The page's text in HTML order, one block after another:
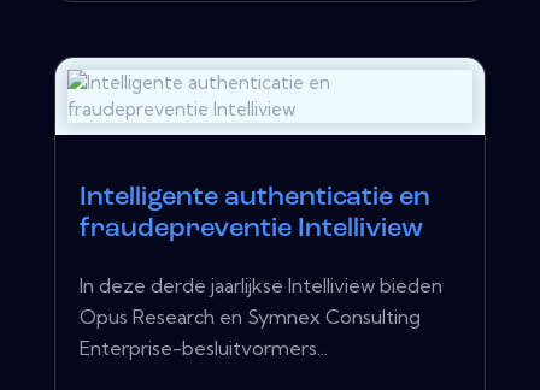
Intelligente authenticatie en
fraudepreventie Intelliview
In deze derde jaarlijkse Intelliview bieden
Opus Research en Symnex Consulting
Enterprise-besluitvormers...